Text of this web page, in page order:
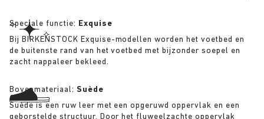
Speciale functie: Exquise
Bij BIRKENSTOCK Exquise-modellen worden het voetbed en
de buitenste rand van het voetbed met bijzonder soepel en
zacht nappaleer bekleed.
Bovenmateriaal: Suède
Suède is een ruw leer met een opgeruwd oppervlak en een
geborstelde structuur. Door het fluweelzachte oppervlak